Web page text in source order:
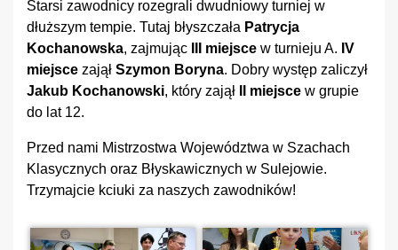
Starsi zawodnicy rozegrali dwudniowy turniej w
dłuższym tempie. Tutaj błyszczała Patrycja
Kochanowska, zajmując III miejsce w turnieju A. IV
miejsce zajął Szymon Boryna. Dobry występ zaliczył
Jakub Kochanowski, który zajął II miejsce w grupie
do lat 12.
Przed nami Mistrzostwa Województwa w Szachach
Klasycznych oraz Błyskawicznych w Sulejowie.
Trzymajcie kciuki za naszych zawodników!